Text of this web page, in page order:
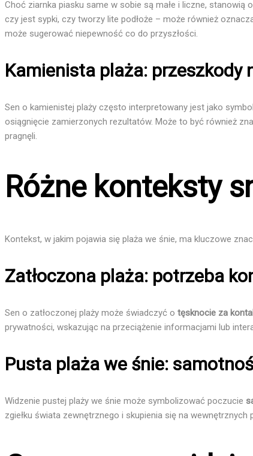
Choć ziarnka piasku same w sobie są małe i liczne, stanowią
czy jest sypki, czy tworzy lite podłoże – może również
może sugerować niepewność co do przyszłości.
Kamienista plaża: przeszkody
Sen o kamienistej plaży często interpretowany jest jako symbol
osiągnięcie zamierzonych rezultatów. Może to być również
pragnęli.
Różne konteksty
Kontekst, w jakim pojawia się plaża we śnie, ma kluczowe
Zatłoczona plaża: potrzeba
Sen o zatłoczonej plaży może świadczyć o tęsknocie za
prywatności, wskazując na przeciążenie informacjami lub
Pusta plaża we śnie:
Widzenie pustej plaży we śnie może symbolizować poczucie
zgiełku świata zewnętrznego i skupienia się na